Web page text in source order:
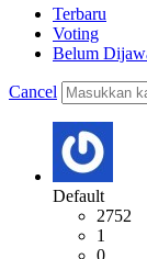
Terbaru
Voting
Belum
Cancel
Default
2752
1
0